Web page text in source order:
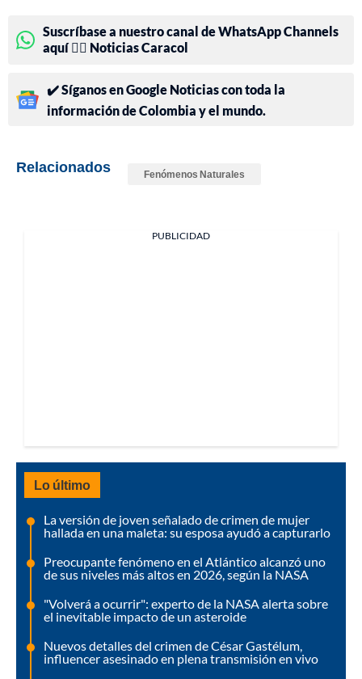
Suscríbase a nuestro canal de WhatsApp Channels
aquí 👉🏻 Noticias Caracol
✔️ Síganos en Google Noticias con toda la
información de Colombia y el mundo.
Relacionados Fenómenos Naturales
PUBLICIDAD
Lo último
La versión de joven señalado de crimen de mujer
hallada en una maleta: su esposa ayudó a capturarlo
Preocupante fenómeno en el Atlántico alcanzó uno
de sus niveles más altos en 2026, según la NASA
"Volverá a ocurrir": experto de la NASA alerta sobre
el inevitable impacto de un asteroide
Nuevos detalles del crimen de César Gastélum,
influencer asesinado en plena transmisión en vivo